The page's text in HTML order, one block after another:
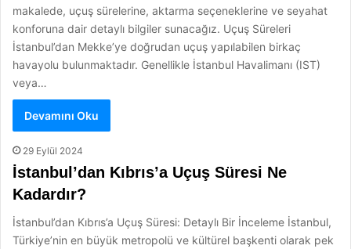
makalede, uçuş sürelerine, aktarma seçeneklerine ve seyahat
konforuna dair detaylı bilgiler sunacağız. Uçuş Süreleri
İstanbul’dan Mekke’ye doğrudan uçuş yapılabilen birkaç
havayolu bulunmaktadır. Genellikle İstanbul Havalimanı (IST)
veya…
Devamını Oku
29 Eylül 2024
İstanbul’dan Kıbrıs’a Uçuş Süresi Ne
Kadardır?
İstanbul’dan Kıbrıs’a Uçuş Süresi: Detaylı Bir İnceleme İstanbul,
Türkiye’nin en büyük metropolü ve kültürel başkenti olarak pek